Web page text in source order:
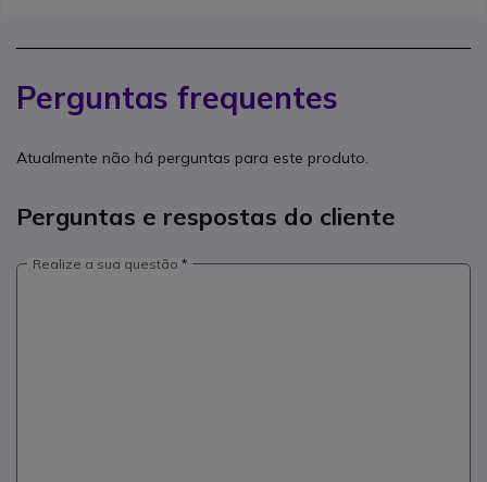
Perguntas frequentes
Atualmente não há perguntas para este produto.
Perguntas e respostas do cliente
Realize a sua questão